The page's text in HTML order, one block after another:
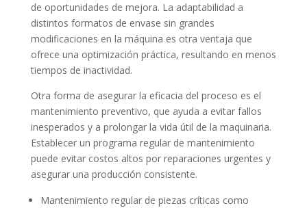
de oportunidades de mejora. La adaptabilidad a
distintos formatos de envase sin grandes
modificaciones en la máquina es otra ventaja que
ofrece una optimización práctica, resultando en menos
tiempos de inactividad.
Otra forma de asegurar la eficacia del proceso es el
mantenimiento preventivo, que ayuda a evitar fallos
inesperados y a prolongar la vida útil de la maquinaria.
Establecer un programa regular de mantenimiento
puede evitar costos altos por reparaciones urgentes y
asegurar una producción consistente.
Mantenimiento regular de piezas críticas como